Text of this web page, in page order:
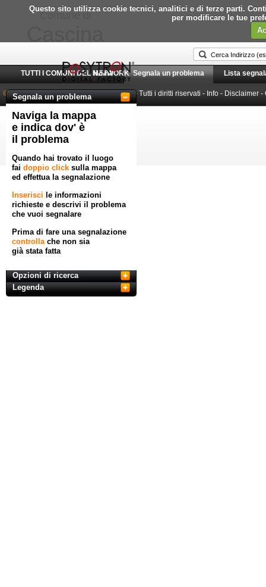
Questo sito utilizza cookie tecnici, analitici e di terze parti.
per modificare le tue
TUTTI I COMUNI DEL NETWORK
Home Segnala un problema Lista
Segnala un problema
Naviga la mappa
e indica dov' è
il problema
Quando hai trovato il luogo
fai doppio click sulla mappa
ed effettua la segnalazione
Inserisci le informazioni
richieste e descrivi il problema
che vuoi segnalare
Prima di fare una segnalazione
controllache non sia
già stata fatta
Opzioni di ricerca
Legenda
© 2010-2026 Posytron Engineering S.r.l.- Tutti i diritti riservati - Info - Disclaimer -
Powered by GeoWorkflow